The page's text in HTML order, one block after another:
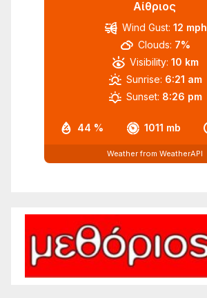
Αίθριος
44 % 1011 mb
Wind Gust: 12 mph
Clouds: 7%
Visibility: 10 km
Sunrise: 6:21 am
Sunset: 8:26 pm
Weather from WeatherAPI